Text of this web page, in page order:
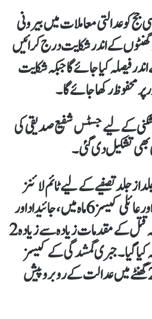
جج کو عدالتی معاملات میں بیرونی
مداخلت کا سامنا ہو تو وہ 24 گھنٹوں کے اندر شکایت درج کرائیں
14 دن کے اندر فیصلہ کیا جائے گا جبکہ شکایت
پر محفوظ رکھا جائے گا۔
کے لیے جسٹس شفیع صدیقی کی
تشکیل دی گئی۔
جلد تصفیے کے لیے ٹائم لائنز
مقرر کی گئیں۔ کرایہ داری اور عائلی کیسز 6 ماہ میں، جائیداد اور
وراثتی کیسز 12 ماہ میں جبکہ قتل کے مقدمات زیادہ سے زیادہ 2
کیا گیا۔ جبری گمشدگی کے کیسز
میں زیر حراست افراد کو 24 گھنٹے میں عدالت کے روبرو پیش